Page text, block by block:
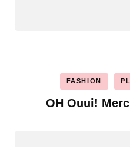
FASHION
OH Ouui!